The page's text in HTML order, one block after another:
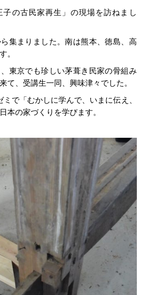
子の古民家再生」の現場を訪ねまし
集まりました。南は熊本、徳島、高
。
東京でも珍しい茅葺き民家の骨組み
て、受講生一同、興味津々でした。
ミで「むかしに学んで、いまに伝え、
本の家づくりを学びます。